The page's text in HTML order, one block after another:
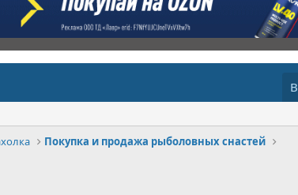
Покупка и продажа рыболовных снастей